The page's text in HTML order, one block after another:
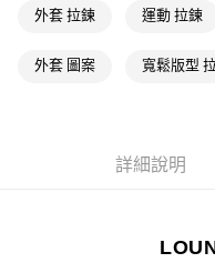
付款後萊爾富取貨
每筆NT$80，滿NT$1,500(含
付款後7-11取貨
外套 拉鍊 運動 拉鍊
外套 圖案 寬鬆版型
詳細說明